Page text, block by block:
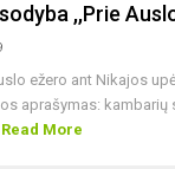
,,Prie
ežero ant Nikajos
aprašymas: kambarių
Read More